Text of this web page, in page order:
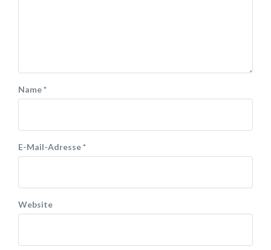
Name*
E-Mail-Adresse*
Website